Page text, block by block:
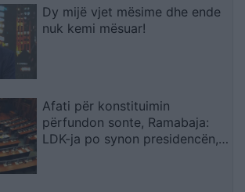
Dy mijë vjet mësime dhe ende
nuk kemi mësuar!
Afati për konstituimin
përfundon sonte, Ramabaja:
LDK-ja po synon presidencën,